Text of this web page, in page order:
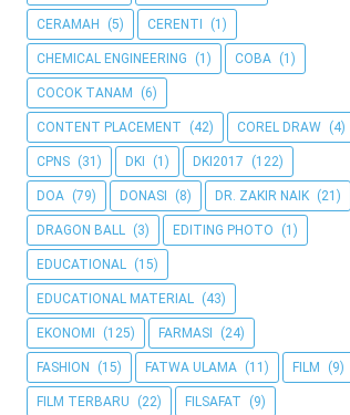
CERAMAH (5) CERENTI (1)
CHEMICAL ENGINEERING (1) COBA (1)
COCOK TANAM (6)
CONTENT PLACEMENT (42) COREL DRAW (4)
CPNS (31) DKI (1) DKI2017 (122)
DOA (79) DONASI (8) DR. ZAKIR NAIK (21)
DRAGON BALL (3) EDITING PHOTO (1)
EDUCATIONAL (15)
EDUCATIONAL MATERIAL (43)
EKONOMI (125) FARMASI (24)
FASHION (15) FATWA ULAMA (11) FILM (9)
FILM TERBARU (22) FILSAFAT (9)